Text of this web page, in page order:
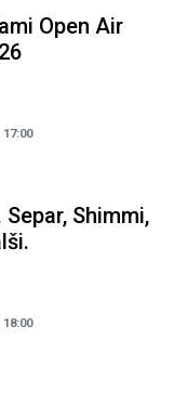
Open Air
17:00
Shimmi,
18:00